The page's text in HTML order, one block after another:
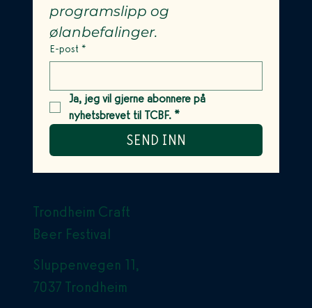
programslipp og
ølanbefalinger.
E-post *
Ja, jeg vil gjerne abonnere på
nyhetsbrevet til TCBF. *
SEND INN
Trondheim Craft
Beer Festival
Sluppenvegen 11,
7037 Trondheim